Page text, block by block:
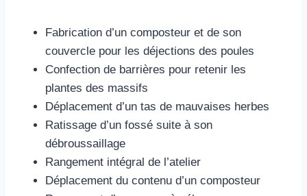
Fabrication d’un composteur et de son
couvercle pour les déjections des poules
Confection de barrières pour retenir les
plantes des massifs
Déplacement d’un tas de mauvaises herbes
Ratissage d’un fossé suite à son
débroussaillage
Rangement intégral de l’atelier
Déplacement du contenu d’un composteur